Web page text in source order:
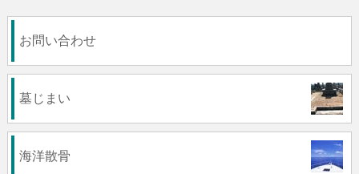
お問い合わせ
墓じまい
海洋散骨